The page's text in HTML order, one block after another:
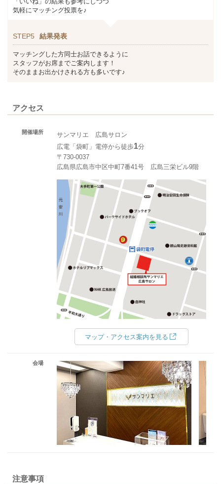
気軽にマッチング投票を♪
STEP5 結果発表
マッチングした方同士お話できるように
スタッフがお席までご案内します！
そのままお出かけされる方も多いです♪
アクセス
開催場所
サンマリエ 広島サロン
広電「袋町」電停から徒歩1分
〒730-0037
広島県広島市中区中町7番41号 広島三栄ビル9階
マップ・アクセス案内を見る
会場
注意事項